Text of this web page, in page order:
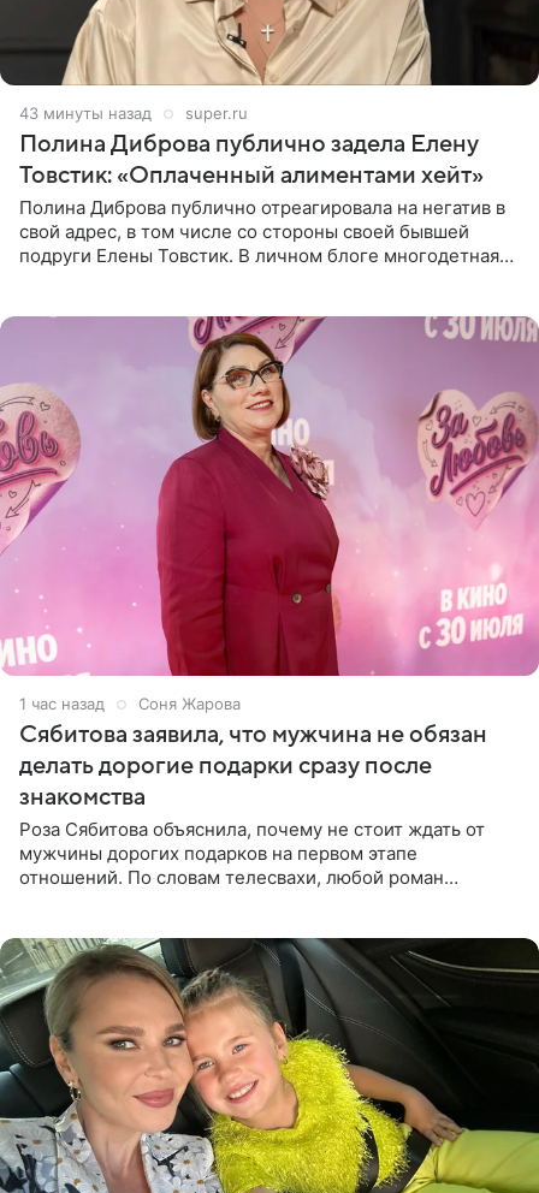
43 минуты назад super.ru
Полина Диброва публично задела Елену
Товстик: «Оплаченный алиментами хейт»
Полина Диброва публично отреагировала на негатив в
свой адрес, в том числе со стороны своей бывшей
подруги Елены Товстик. В личном блоге многодетная
1 час назад Соня Жарова
Сябитова заявила, что мужчина не обязан
делать дорогие подарки сразу после
знакомства
Роза Сябитова объяснила, почему не стоит ждать от
мужчины дорогих подарков на первом этапе
отношений. По словам телесвахи, любой роман